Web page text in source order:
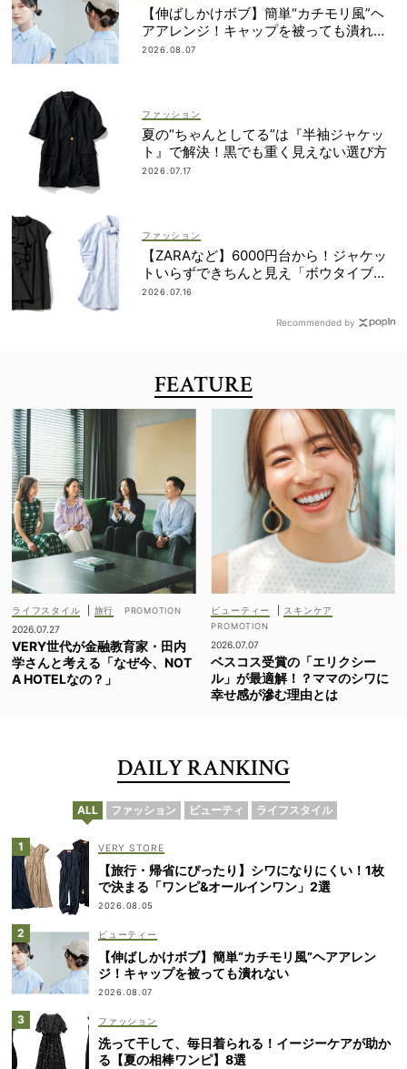
【伸ばしかけボブ】簡単“カチモリ風”ヘ
アアレンジ！キャップを被っても潰れな
い
2026.08.07
ファッション
夏の“ちゃんとしてる”は『半袖ジャケッ
ト』で解決！黒でも重く見えない選び方
2026.07.17
ファッション
【ZARAなど】6000円台から！ジャケッ
トいらずできちんと見え「ボウタイブラ
ウス」4選
2026.07.16
Recommended by
FEATURE
ライフスタイル
旅行
2026.07.27
VERY世代が金融教育家・田内
学さんと考える「なぜ今、NOT
A HOTELなの？」
ビューティー スキンケア
2026.07.07
ベスコス受賞の「エリクシー
ル」が最適解！？ママのシワに
幸せ感が滲む理由とは
DAILY RANKING
ALL ファッション ビューティ ライフスタイル
VERY STORE
【旅行・帰省にぴったり】シワになりにくい！1枚
で決まる「ワンピ&オールインワン」2選
2026.08.05
ビューティー
【伸ばしかけボブ】簡単“カチモリ風”ヘアアレン
ジ！キャップを被っても潰れない
2026.08.07
ファッション
洗って干して、毎日着られる！イージーケアが助か
る【夏の相棒ワンピ】8選